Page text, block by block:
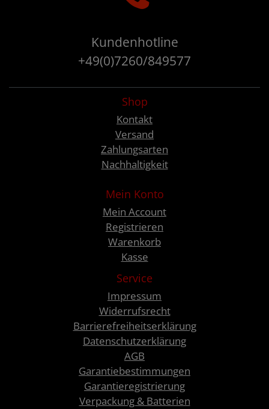
Kundenhotline
+49(0)7260/849577
Shop
Kontakt
Versand
Zahlungsarten
Nachhaltigkeit
Mein Konto
Mein Account
Registrieren
Warenkorb
Kasse
Service
Impressum
Widerrufsrecht
Barrierefreiheitserklärung
Datenschutzerklärung
AGB
Garantiebestimmungen
Garantieregistrierung
Verpackung & Batterien